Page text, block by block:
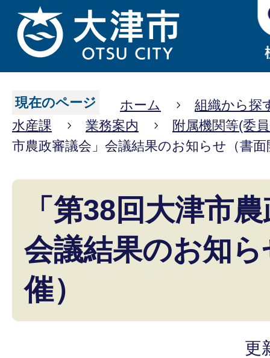
現在のページ ホーム
組織から探
水産課
業務案内
附属機関等(委
市農政審議会」会議結果のお知らせ（書面
「第38回大津市
会議結果のお知
催）
更